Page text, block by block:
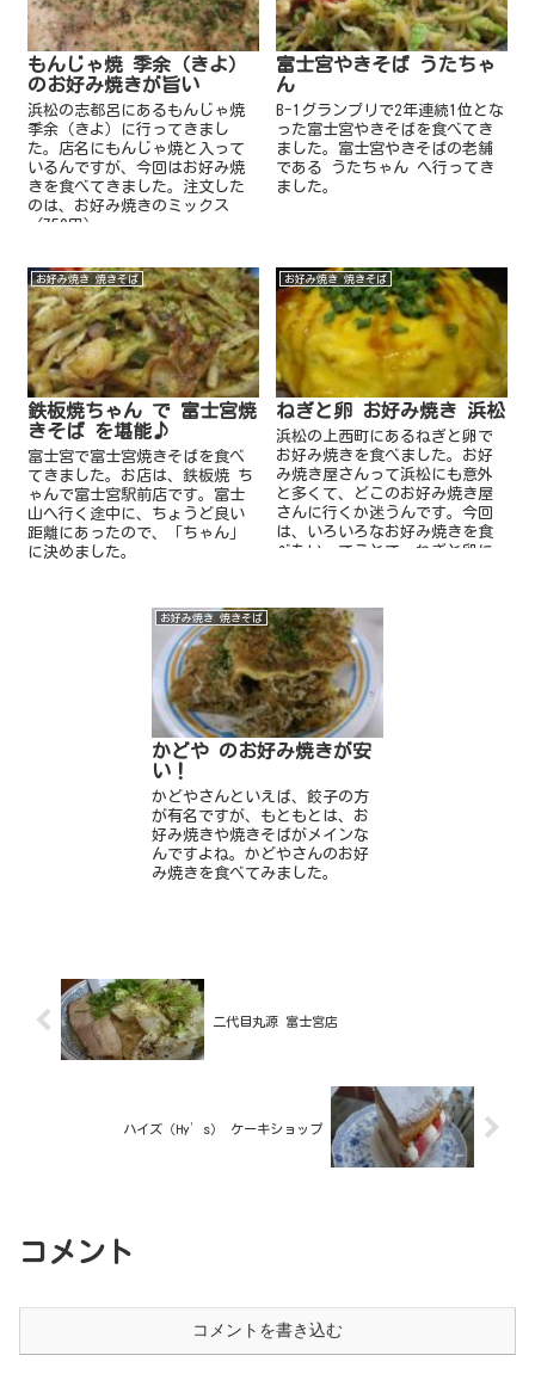
もんじゃ焼 季余（きよ）
のお好み焼きが旨い
浜松の志都呂にあるもんじゃ焼
季余（きよ）に行ってきまし
た。店名にもんじゃ焼と入って
いるんですが、今回はお好み焼
きを食べてきました。注文した
のは、お好み焼きのミックス
（750円）
富士宮やきそば うたちゃ
ん
B-1グランプリで2年連続1位とな
った富士宮やきそばを食べてき
ました。富士宮やきそばの老舗
である うたちゃん へ行ってき
ました。
お好み焼き 焼きそば
鉄板焼ちゃん で 富士宮焼
きそば を堪能♪
富士宮で富士宮焼きそばを食べ
てきました。お店は、鉄板焼 ち
ゃんで富士宮駅前店です。富士
山へ行く途中に、ちょうど良い
距離にあったので、「ちゃん」
に決めました。
お好み焼き 焼きそば
ねぎと卵 お好み焼き 浜松
浜松の上西町にあるねぎと卵で
お好み焼きを食べました。お好
み焼き屋さんって浜松にも意外
と多くて、どこのお好み焼き屋
さんに行くか迷うんです。今回
は、いろいろなお好み焼きを食
べたいってことで、ねぎと卵に
お好み焼き 焼きそば
かどや のお好み焼きが安
い！
かどやさんといえば、餃子の方
が有名ですが、もともとは、お
好み焼きや焼きそばがメインな
んですよね。かどやさんのお好
み焼きを食べてみました。
二代目丸源 富士宮店
ハイズ（Hy’s） ケーキショップ
コメント
コメントを書き込む